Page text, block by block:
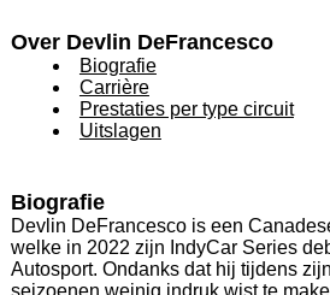
Over Devlin DeFrancesco
Biografie
Carrière
Prestaties per type circuit
Uitslagen
Biografie
Devlin DeFrancesco is een
welke in 2022 zijn IndyCar Series
Autosport. Ondanks dat hij tijdens
seizoenen weinig indruk wist te